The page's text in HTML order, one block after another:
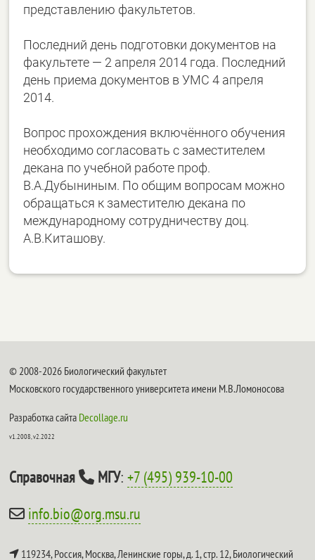
представлению факультетов.
Последний день подготовки документов на
факультете — 2 апреля 2014 года. Последний
день приема документов в УМС 4 апреля
2014.
Вопрос прохождения включённого обучения
необходимо согласовать с заместителем
декана по учебной работе проф.
В.А.Дубыниным. По общим вопросам можно
обращаться к заместителю декана по
международному сотрудничеству доц.
А.В.Киташову.
© 2008-2026 Биологический факультет
Московского государственного университета имени М.В.Ломоносова
Разработка сайта Decollage.ru
v1.2008, v2.2022
Справочная МГУ:+7 (495) 939-10-00
info.bio@org.msu.ru
119234, Россия, Москва, Ленинские горы, д. 1, стр. 12,Биологический